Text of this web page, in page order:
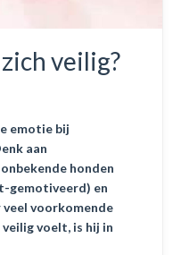
veilig?
emotie bij
aan
honden
gemotiveerd) en
veel voorkomende
voelt, is hij in